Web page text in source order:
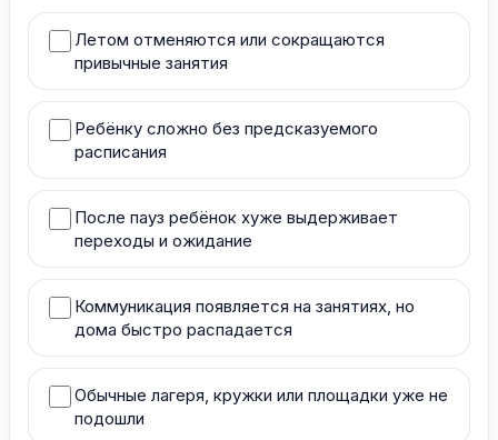
Летом отменяются или сокращаются
привычные занятия
Ребёнку сложно без предсказуемого
расписания
После пауз ребёнок хуже выдерживает
переходы и ожидание
Коммуникация появляется на занятиях, но
дома быстро распадается
Обычные лагеря, кружки или площадки уже не
подошли